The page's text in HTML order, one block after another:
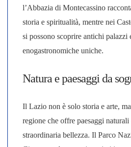
l’Abbazia di Montecassino
storia e spiritualità, mentre nei
si possono scoprire antichi palazzi
enogastronomiche uniche.
Natura e paesaggi da
Il Lazio non è solo storia e arte,
regione che offre paesaggi naturali
straordinaria bellezza. Il Parco